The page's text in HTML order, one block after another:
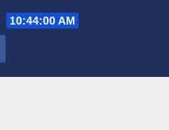
10:44:01 AM